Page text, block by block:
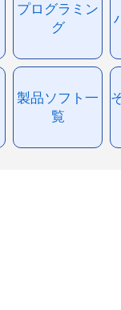
プログラミン
グ
製品ソフト一
覧